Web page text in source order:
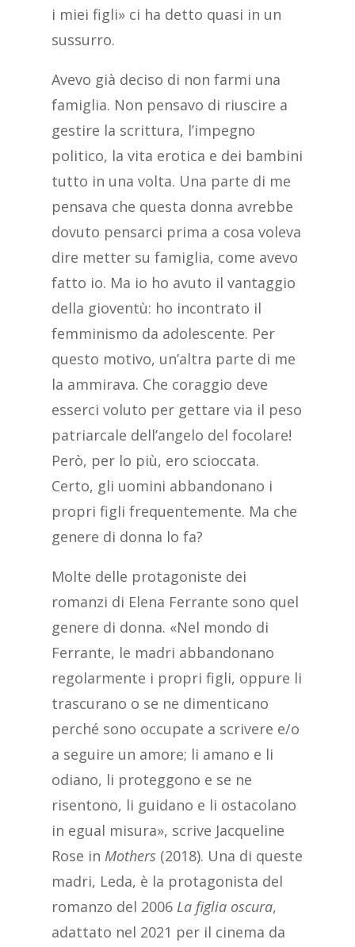
i miei figli» ci ha detto quasi in un
sussurro.
Avevo già deciso di non farmi una
famiglia. Non pensavo di riuscire a
gestire la scrittura, l’impegno
politico, la vita erotica e dei bambini
tutto in una volta. Una parte di me
pensava che questa donna avrebbe
dovuto pensarci prima a cosa voleva
dire metter su famiglia, come avevo
fatto io. Ma io ho avuto il vantaggio
della gioventù: ho incontrato il
femminismo da adolescente. Per
questo motivo, un’altra parte di me
la ammirava. Che coraggio deve
esserci voluto per gettare via il peso
patriarcale dell’angelo del focolare!
Però, per lo più, ero scioccata.
Certo, gli uomini abbandonano i
propri figli frequentemente. Ma che
genere di donna lo fa?
Molte delle protagoniste dei
romanzi di Elena Ferrante sono quel
genere di donna. «Nel mondo di
Ferrante, le madri abbandonano
regolarmente i propri figli, oppure li
trascurano o se ne dimenticano
perché sono occupate a scrivere e/o
a seguire un amore; li amano e li
odiano, li proteggono e se ne
risentono, li guidano e li ostacolano
in egual misura», scrive Jacqueline
Rose in Mothers (2018). Una di queste
madri, Leda, è la protagonista del
romanzo del 2006 La figlia oscura,
adattato nel 2021 per il cinema da